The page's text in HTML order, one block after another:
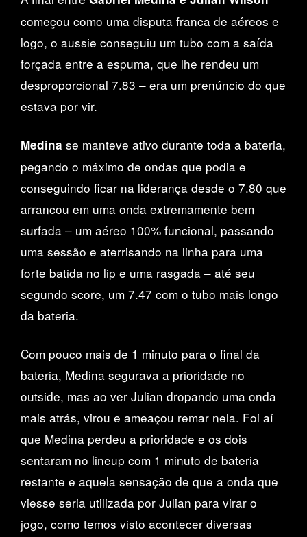
começou como uma disputa franca de aéreos e
logo, o aussie conseguiu um tubo com a saída
forçada entre a espuma, que lhe rendeu um
desproporcional 7.83 – era um prenúncio do que
estava por vir.
Medina se manteve ativo durante toda a bateria,
pegando o máximo de ondas que podia e
conseguindo ficar na liderança desde o 7.80 que
arrancou em uma onda extremamente bem
surfada – um aéreo 100% funcional, passando
uma sessão e aterrisando na linha para uma
forte batida no lip e uma rasgada – até seu
segundo score, um 7.47 com o tubo mais longo
da bateria.
Com pouco mais de 1 minuto para o final da
bateria, Medina segurava a prioridade no
outside, mas ao ver Julian dropando uma onda
mais atrás, virou e ameaçou remar nela. Foi aí
que Medina perdeu a prioridade e os dois
sentaram no lineup com 1 minuto de bateria
restante e aquela sensação de que a onda que
viesse seria utilizada por Julian para virar o
jogo, como temos visto acontecer diversas